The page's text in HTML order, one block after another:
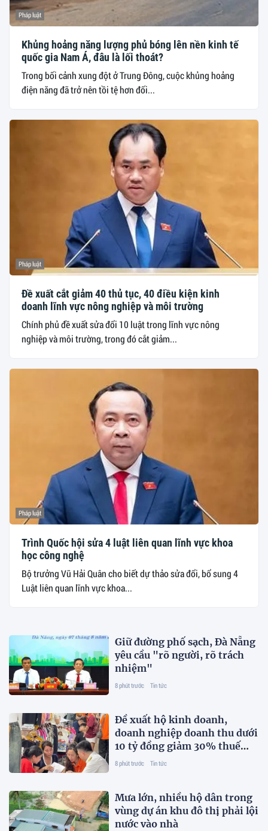
Pháp luật
Khủng hoảng năng lượng phủ bóng lên nền kinh tế
quốc gia Nam Á, đâu là lối thoát?
Trong bối cảnh xung đột ở Trung Đông, cuộc khủng hoảng
điện năng đã trở nên tồi tệ hơn đối...
Pháp luật
Đề xuất cắt giảm 40 thủ tục, 40 điều kiện kinh
doanh lĩnh vực nông nghiệp và môi trường
Chính phủ đề xuất sửa đổi 10 luật trong lĩnh vực nông
nghiệp và môi trường, trong đó cắt giảm...
Pháp luật
Trình Quốc hội sửa 4 luật liên quan lĩnh vực khoa
học công nghệ
Bộ trưởng Vũ Hải Quân cho biết dự thảo sửa đổi, bổ sung 4
Luật liên quan lĩnh vực khoa...
Giữ đường phố sạch, Đà Nẵng
yêu cầu "rõ người, rõ trách
nhiệm"
8 phút trước Tin tức
Đề xuất hộ kinh doanh,
doanh nghiệp doanh thu dưới
10 tỷ đồng giảm 30% thuế
thu nhập
8 phút trước Tin tức
Mưa lớn, nhiều hộ dân trong
vùng dự án khu đô thị phải lội
nước vào nhà